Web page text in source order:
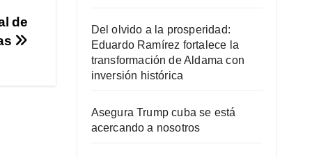
de
Del olvido a la prosperidad:
Eduardo Ramírez fortalece la
transformación de Aldama con
inversión histórica
Asegura Trump cuba se está
acercando a nosotros